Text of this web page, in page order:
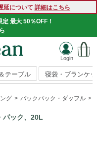
延について 詳細はこちら
最大 50％OFF！
開催中！
テーブル 寝袋・ブランケ
グ バックパック・ダッフル
パック、20L